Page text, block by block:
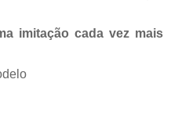
imitação cada vez mais